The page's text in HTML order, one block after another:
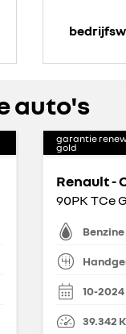
auto's
garantie
gold
Renault -
90PK TCe
Benzine
10-2024
39.342